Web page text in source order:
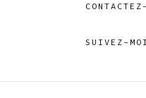
SUIVEZ-